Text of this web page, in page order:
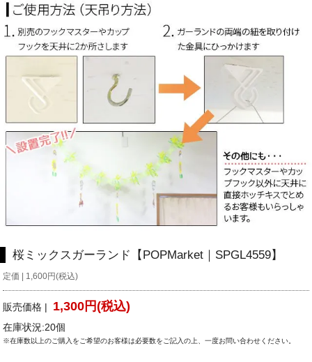
桜ミックスガーランド【POPMarket｜SPGL4559】
定価 | 1,600円(税込)
販売価格 | 1,300円(税込)
在庫状況:20個
※在庫数以上のご購入をご希望のお客様は必要数をご記入の上、一度お問い合わせください。